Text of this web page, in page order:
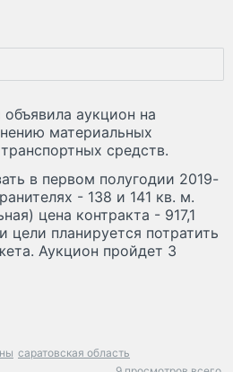
аукцион на
материальных
средств.
в первом полугодии 2019-
- 138 и 141 кв. м.
цена контракта - 917,1
цели планируется потратить
Аукцион пройдет 3
саратовская область